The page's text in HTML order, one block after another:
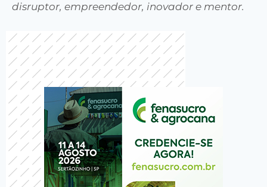
disruptor, empreendedor, inovador e mentor.